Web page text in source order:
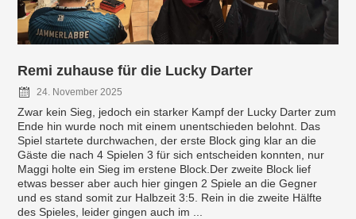
Remi zuhause für die Lucky Darter
24. November 2025
Zwar kein Sieg, jedoch ein starker Kampf der Lucky Darter zum
Ende hin wurde noch mit einem unentschieden belohnt. Das
Spiel startete durchwachen, der erste Block ging klar an die
Gäste die nach 4 Spielen 3 für sich entscheiden konnten, nur
Maggi holte ein Sieg im erstene Block.Der zweite Block lief
etwas besser aber auch hier gingen 2 Spiele an die Gegner
und es stand somit zur Halbzeit 3:5. Rein in die zweite Hälfte
des Spieles, leider gingen auch im ...